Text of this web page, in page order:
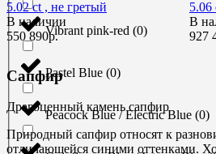
Vibrant pink-red (0)
Pastel Blue (0)
Peacock Blue / Electric Blue (0)
5.02 ct , не гретый
В наличии
550 890р.
В
927
Сапфир
Драгоценный камень сапфир
Природный сапфир относят к
отличающейся синими оттенками.